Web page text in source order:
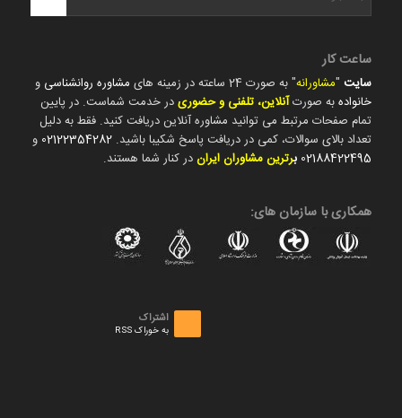
ساعت کار
سایت"مشاورانه" به صورت 24 ساعته در زمینه های مشاوره روانشناسی و
خانوادهبه صورتآنلاین، تلفنی و حضوریدر خدمت شماست. در پایین
تمام صفحات مرتبط می توانید مشاوره آنلاین دریافت کنید. فقط به دلیل
تعداد بالای سوالات، کمی در دریافت پاسخ شکیبا باشید. 02122354282 و
02188422495 برترین مشاوران ایراندر کنار شما هستند.
همکاری با سازمان های:
اشتراک
به خوراک RSS